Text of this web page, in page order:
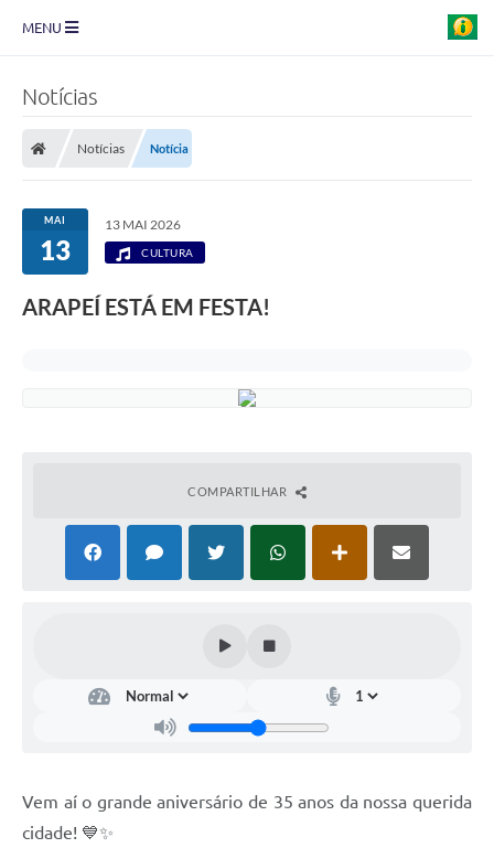
MENU
Legislação
Turismo
Contas Públicas
Notícias
Notícias Notícia
MAI
13
13 MAI 2026
CULTURA
ARAPEÍ ESTÁ EM FESTA!
COMPARTILHAR
Vem aí o grande aniversário de 35 anos da nossa querida
cidade! 💙✨